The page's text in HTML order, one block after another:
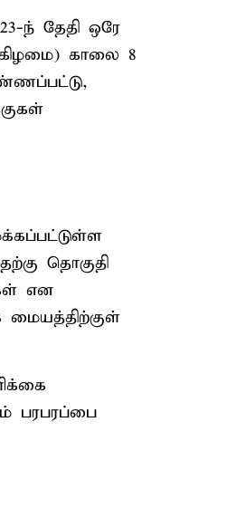
ந் தேதி ஒரே
காலை 8
தொகுதி
என
பரபரப்பை